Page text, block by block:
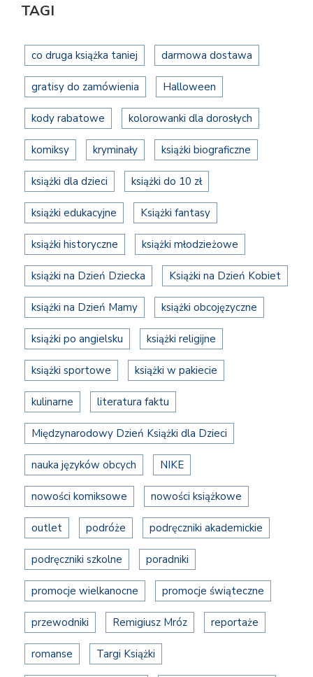
TAGI
co druga książka taniej darmowa dostawa
gratisy do zamówienia Halloween
kody rabatowe kolorowanki dla dorosłych
komiksy kryminały książki biograficzne
książki dla dzieci książki do 10 zł
książki edukacyjne Książki fantasy
książki historyczne książki młodzieżowe
książki na Dzień Dziecka Książki na Dzień Kobiet
książki na Dzień Mamy książki obcojęzyczne
książki po angielsku książki religijne
książki sportowe książki w pakiecie
kulinarne literatura faktu
Międzynarodowy Dzień Książki dla Dzieci
nauka języków obcych NIKE
nowości komiksowe nowości książkowe
outlet podróże podręczniki akademickie
podręczniki szkolne poradniki
promocje wielkanocne promocje świąteczne
przewodniki Remigiusz Mróz reportaże
romanse Targi Książki